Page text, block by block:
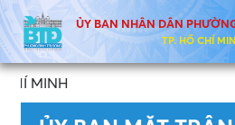
ỦY BAN NHÂN DÂN
TP. HỒ CHÍ
MINH